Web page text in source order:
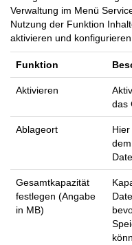
Verwaltung im Menü
Nutzung der Funktion
aktivieren und konfigurieren.
Funktion
Aktivieren
das
Ablageort
Gesamtkapazität
festlegen (Angabe
in MB)